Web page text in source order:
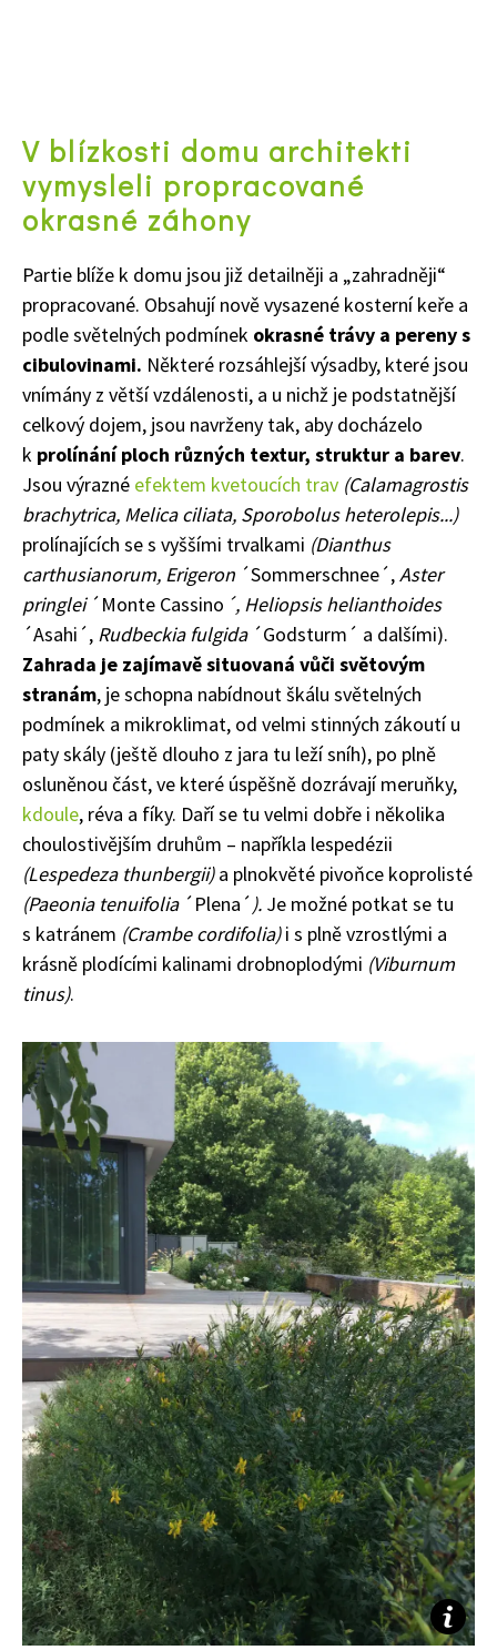
74 Kč
Objednat >
V blízkosti domu architekti
vymysleli propracované
okrasné záhony
Partie blíže k domu jsou již detailněji a „zahradněji“
propracované. Obsahují nově vysazené kosterní keře a
podle světelných podmínek okrasné trávy a pereny s
cibulovinami. Některé rozsáhlejší výsadby, které jsou
vnímány z větší vzdálenosti, a u nichž je podstatnější
celkový dojem, jsou navrženy tak, aby docházelo
k prolínání ploch různých textur, struktur a barev.
Jsou výrazné efektem kvetoucích trav (Calamagrostis
brachytrica, Melica ciliata, Sporobolus heterolepis...)
prolínajících se s vyššími trvalkami (Dianthus
carthusianorum, Erigeron ´Sommerschnee´,Aster
pringlei´Monte Cassino ´, Heliopsis helianthoides
´Asahi´, Rudbeckia fulgida´Godsturm´ a dalšími).
Zahrada je zajímavě situovaná vůči světovým
stranám, je schopna nabídnout škálu světelných
podmínek a mikroklimat, od velmi stinných zákoutí u
paty skály (ještě dlouho z jara tu leží sníh), po plně
osluněnou část, ve které úspěšně dozrávají meruňky,
kdoule, réva a fíky. Daří se tu velmi dobře i několika
choulostivějším druhům – napříkla lespedézii
(Lespedeza thunbergii)a plnokvěté pivoňce koprolisté
(Paeonia tenuifolia ´Plena´). Je možné potkat se tu
s katránem (Crambe cordifolia)i s plně vzrostlými a
krásně plodícími kalinami drobnoplodými (Viburnum
tinus).